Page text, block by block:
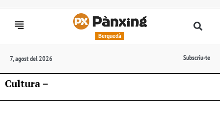
Berguedà
7, agost del 2026 Subscriu-te
Cultura –